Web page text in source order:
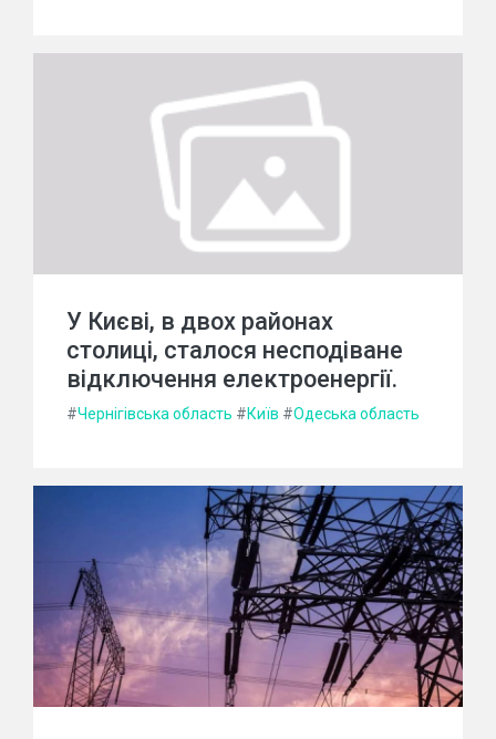
У Києві, в двох районах
столиці, сталося несподіване
відключення електроенергії.
#Чернігівська область #Київ #Одеська область